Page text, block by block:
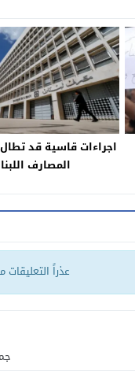
اجراءات قاسية قد
المصارف
عذراً التعليقات